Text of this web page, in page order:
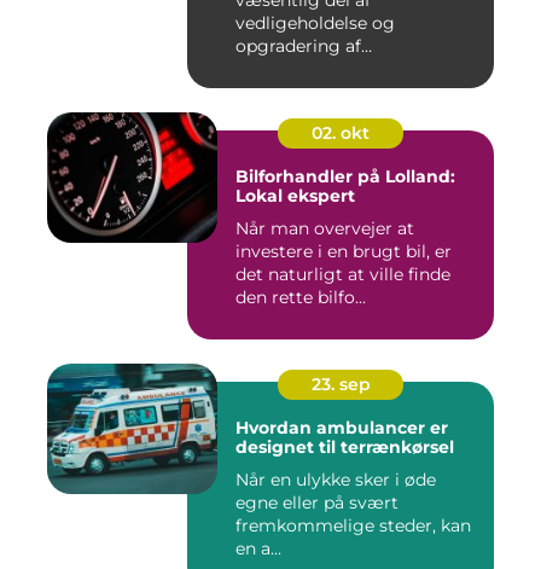
vedligeholdelse og
opgradering af
02. okt
Bilforhandler på Lolland:
Lokal ekspert
Når man overvejer at
investere i en brugt bil, er
det naturligt at ville finde
den rette bilfo...
23. sep
Hvordan ambulancer er
designet til terrænkørsel
Når en ulykke sker i øde
egne eller på svært
fremkommelige steder, kan
en a...